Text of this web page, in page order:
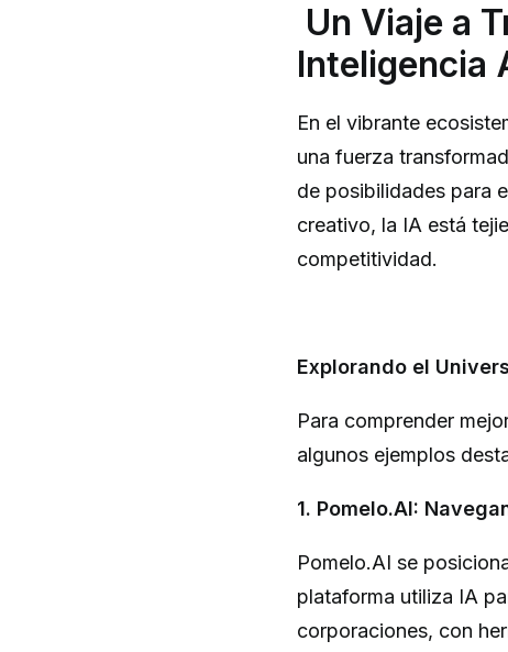
Un Viaje a
Inteligencia
En el vibrante
una fuerza
de posibilidades para
creativo, la IA está
competitividad.
Explorando el
Para comprender
algunos ejemplos
1. Pomelo.AI:
Pomelo.AI se
plataforma utiliza IA
corporaciones, con